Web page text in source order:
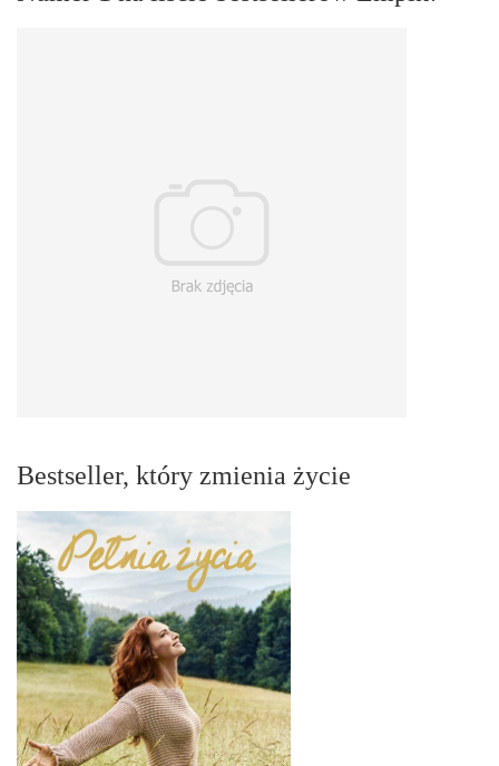
Bestseller, który zmienia życie